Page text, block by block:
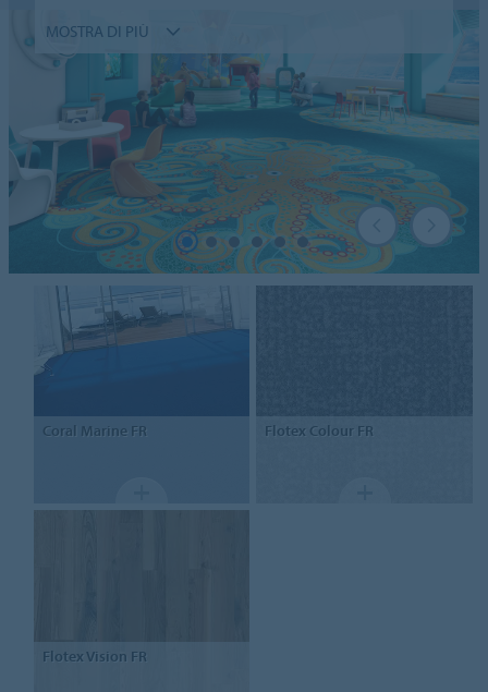
MOSTRA DI PIÙ
Coral Marine FR Flotex Colour FR
Flotex Vision FR